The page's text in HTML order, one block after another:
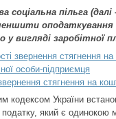
соціальна пільга
оподаткування
у вигляді заробітної
звернення стягнення
особи-підприємця
стягнення на
кодексом України
який є одинокою